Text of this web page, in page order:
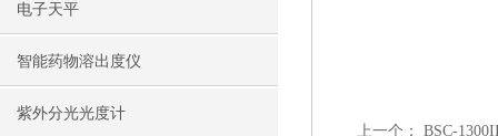
电子天平
智能药物溶出度仪
紫外分光光度计
上一个： BSC-